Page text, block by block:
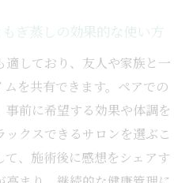
ぎ蒸しの効果的な使い方
適しており、友人や家族と一
を共有できます。ペアでの
前に希望する効果や体調を
クスできるサロンを選ぶこ
て、施術後に感想をシェアす